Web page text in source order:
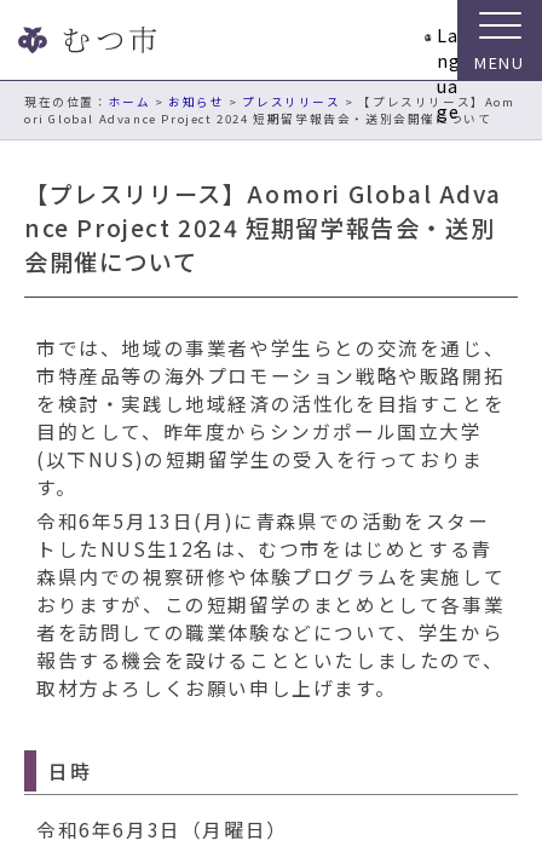
ビ
La
ng
ua
ge
現在の位置： ホーム > お知らせ > プレスリリース > 【プレスリリース】Aom
ori Global Advance Project 2024 短期留学報告会・送別会開催について
【プレスリリース】Aomori Global Adva
nce Project 2024 短期留学報告会・送別
会開催について
市では、地域の事業者や学生らとの交流を通じ、
市特産品等の海外プロモーション戦略や販路開拓
を検討・実践し地域経済の活性化を目指すことを
目的として、昨年度からシンガポール国立大学
(以下NUS)の短期留学生の受入を行っておりま
す。
令和6年5月13日(月)に青森県での活動をスター
トしたNUS生12名は、むつ市をはじめとする青
森県内での視察研修や体験プログラムを実施して
おりますが、この短期留学のまとめとして各事業
者を訪問しての職業体験などについて、学生から
報告する機会を設けることといたしましたので、
取材方よろしくお願い申し上げます。
日時
令和6年6月3日（月曜日）